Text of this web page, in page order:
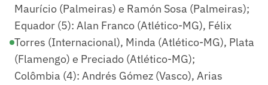
Maurício (Palmeiras) e Ramón Sosa (Palmeiras);
Equador (5): Alan Franco (Atlético-MG), Félix
Torres (Internacional), Minda (Atlético-MG), Plata
(Flamengo) e Preciado (Atlético-MG);
Colômbia (4): Andrés Gómez (Vasco), Arias